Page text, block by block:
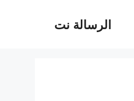
الرسالة نت